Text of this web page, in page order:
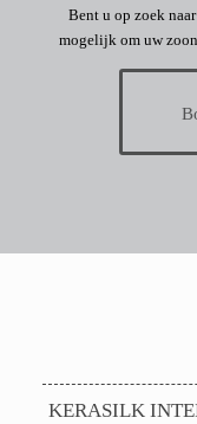
Bent u op zoek
mogelijk om uw
KERASILK